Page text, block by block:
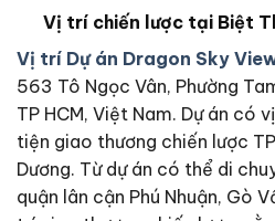
Vị trí chiến lược tại Biệt
Vị trí Dự án Dragon Sky
563 Tô Ngọc Vân, Phường
TP HCM, Việt Nam. Dự án có
tiện giao thương chiến lược
Dương. Từ dự án có thể di
quận lân cận Phú Nhuận, Gò